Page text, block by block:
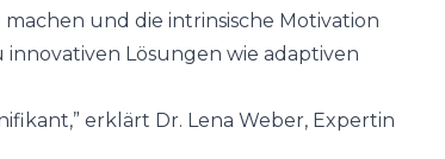
und die intrinsische Motivation
Lösungen wie adaptiven
erklärt Dr. Lena Weber, Expertin